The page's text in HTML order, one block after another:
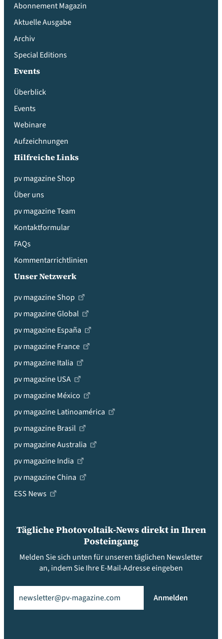
Abonnement Magazin
Aktuelle Ausgabe
Archiv
Special Editions
Events
Überblick
Events
Webinare
Aufzeichnungen
Hilfreiche Links
pv magazine Shop
Über uns
pv magazine Team
Kontaktformular
FAQs
Kommentarrichtlinien
Unser Netzwerk
pv magazine Shop
pv magazine Global
pv magazine España
pv magazine France
pv magazine Italia
pv magazine USA
pv magazine México
pv magazine Latinoamérica
pv magazine Brasil
pv magazine Australia
pv magazine India
pv magazine China
ESS News
Tägliche Photovoltaik-News direkt in Ihren
Posteingang
Melden Sie sich unten für unseren täglichen Newsletter
an, indem Sie Ihre E-Mail-Adresse eingeben
Anmelden